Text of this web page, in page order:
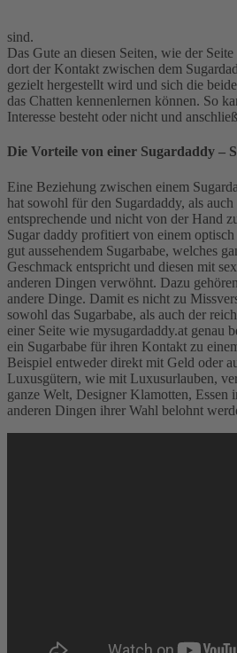
sind.
Das Gute an diesen Seiten, wie der
dort der Kontakt zwischen dem
gezielt hergestellt wird und sich die
das Chatten kennenlernen können. So
Interesse besteht oder nicht und
Die Vorteile von einer Sugardaddy –
Eine Beziehung zwischen einem
hat sowohl für den Sugardaddy, als auch
entsprechende und nicht von der Hand
Sugar daddy profitiert von einem optisch
gut aussehendem Sugarbabe, welches
Geschmack entspricht und diesen mit
anderen Dingen verwöhnt. Dazu
andere Dinge. Damit es nicht zu
sowohl das Sugarbabe, als auch der
einer Seite wie mysugardaddy.at genau
ein Sugarbabe für ihren Kontakt zu
Beispiel entweder direkt mit Geld oder
Luxusgütern, wie mit Luxusurlauben,
ganze Welt, Designer Klamotten, Essen
anderen Dingen ihrer Wahl belohnt